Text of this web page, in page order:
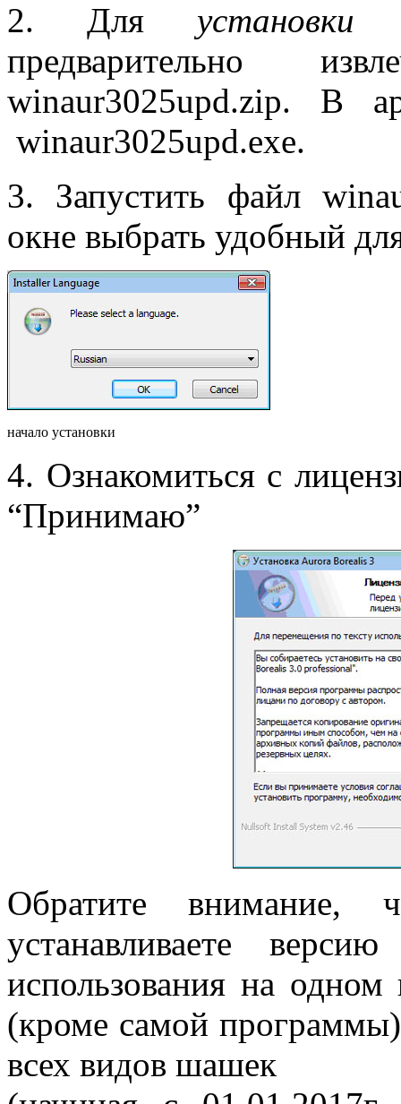
2. Для установки
предварительно
winaur3025upd.zip. В
winaur3025upd.exe.
3. Запустить файл
окне выбрать удобный
начало установки
4. Ознакомиться с
“Принимаю”
Обратите
устанавливаете
использования на одном
(кроме самой
всех видов шашек